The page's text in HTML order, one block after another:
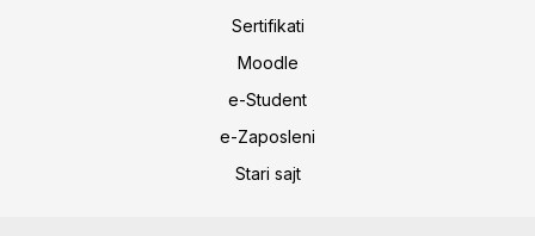
Sertifikati
Moodle
e-Student
e-Zaposleni
Stari sajt